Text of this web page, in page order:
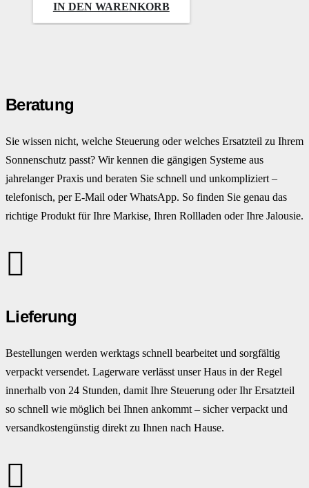
IN DEN WARENKORB
Beratung
Sie wissen nicht, welche Steuerung oder welches Ersatzteil zu Ihrem
Sonnenschutz passt? Wir kennen die gängigen Systeme aus
jahrelanger Praxis und beraten Sie schnell und unkompliziert –
telefonisch, per E-Mail oder WhatsApp. So finden Sie genau das
richtige Produkt für Ihre Markise, Ihren Rollladen oder Ihre Jalousie.
Lieferung
Bestellungen werden werktags schnell bearbeitet und sorgfältig
verpackt versendet. Lagerware verlässt unser Haus in der Regel
innerhalb von 24 Stunden, damit Ihre Steuerung oder Ihr Ersatzteil
so schnell wie möglich bei Ihnen ankommt – sicher verpackt und
versandkostengünstig direkt zu Ihnen nach Hause.